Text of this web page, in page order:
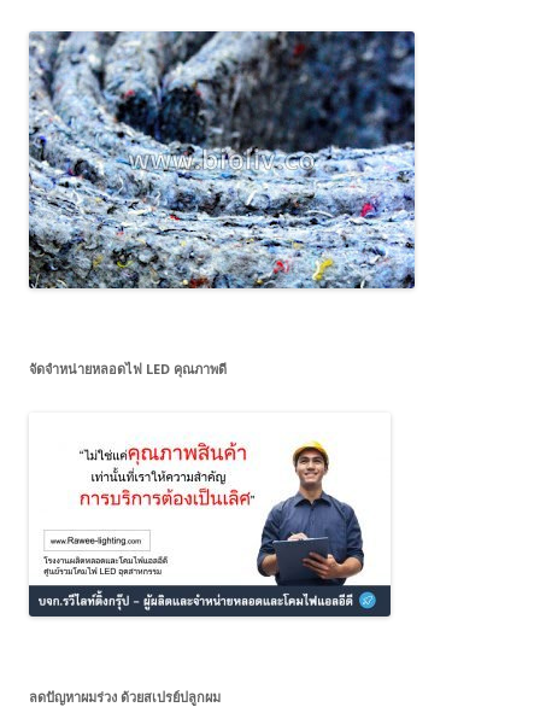
จัดจำหน่ายหลอดไฟ LED คุณภาพดี
ลดปัญหาผมร่วง ด้วยสเปรย์ปลูกผม